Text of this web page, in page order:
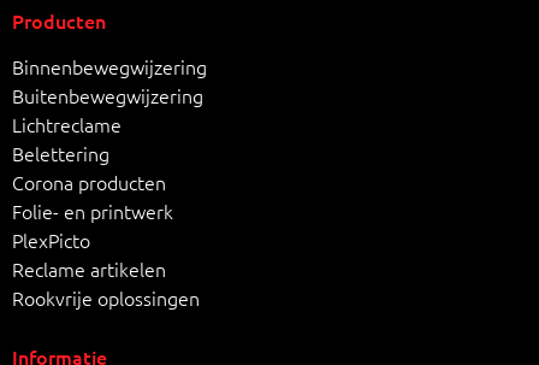
Producten
Binnenbewegwijzering
Buitenbewegwijzering
Lichtreclame
Belettering
Corona producten
Folie- en printwerk
PlexPicto
Reclame artikelen
Rookvrije oplossingen
Informatie